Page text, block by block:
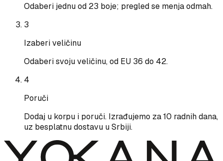
Odaberi jednu od 23 boje; pregled se menja odmah.
3
Izaberi veličinu
Odaberi svoju veličinu, od EU 36 do 42.
4
Poruči
Dodaj u korpu i poruči. Izrađujemo za 10 radnih dana,
uz besplatnu dostavu u Srbiji.